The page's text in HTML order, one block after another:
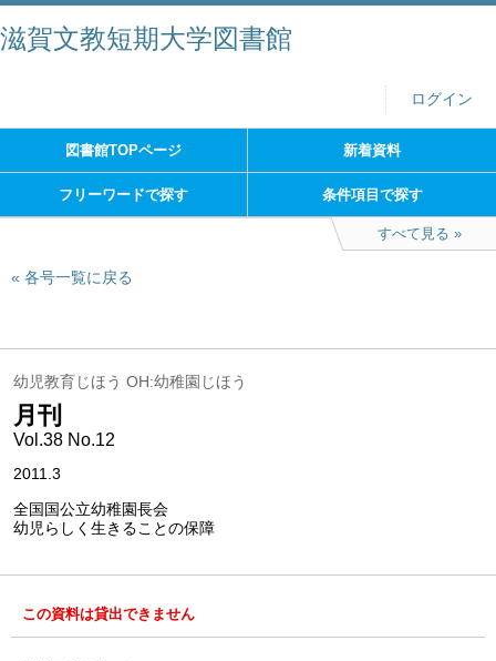
滋賀文教短期大学図書館
ログイン
図書館TOPページ 新着資料
フリーワードで探す 条件項目で探す
すべて見る
各号一覧に戻る
幼児教育じほう OH:幼稚園じほう
月刊
Vol.38 No.12
2011.3
全国国公立幼稚園長会
幼児らしく生きることの保障
この資料は貸出できません